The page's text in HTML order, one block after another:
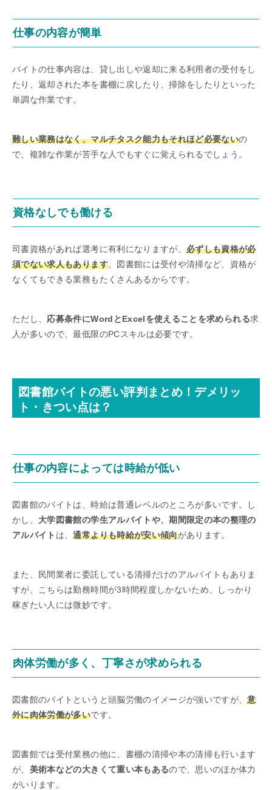
仕事の内容が簡単
バイトの仕事内容は、貸し出しや返却に来る利用者の受付をし
たり、返却された本を書棚に戻したり、掃除をしたりといった
単調な作業です。
難しい業務はなく、マルチタスク能力もそれほど必要ないの
で、複雑な作業が苦手な人でもすぐに覚えられるでしょう。
資格なしでも働ける
司書資格があれば選考に有利になりますが、 必ずしも資格が必
須でない求人もあります。図書館には受付や清掃など、資格が
なくてもできる業務もたくさんあるからです。
ただし、 応募条件にWordとExcelを使えることを求められる求
人が多いので、最低限のPCスキルは必要です。
図書館バイトの悪い評判まとめ！デメリッ
ト・きつい点は？
仕事の内容によっては時給が低い
図書館のバイトは、時給は普通レベルのところが多いです。し
かし、 大学図書館の学生アルバイトや、期間限定の本の整理の
アルバイト は、通常よりも時給が安い傾向があります。
また、民間業者に委託している清掃だけのアルバイトもありま
すが、こちらは勤務時間が3時間程度しかないため、しっかり
稼ぎたい人には微妙です。
肉体労働が多く、丁寧さが求められる
図書館のバイトというと頭脳労働のイメージが強いですが、意
外に肉体労働が多いです。
図書館では受付業務の他に、書棚の清掃や本の清掃も行います
が、 美術本などの大きくて重い本もあるので、思いのほか体力
がいります。